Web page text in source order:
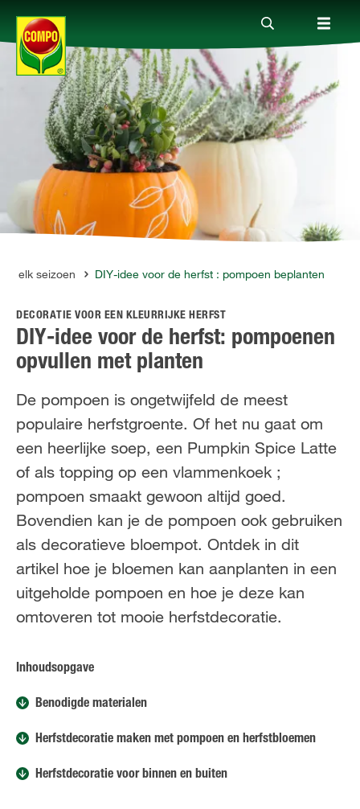
Producten
Advies
Thema's
Tot je dienst
Onderneming
FR NL
elk seizoen DIY-idee voor de herfst : pompoen beplanten
DECORATIE VOOR EEN KLEURRIJKE HERFST
DIY-idee voor de herfst: pompoenen
opvullen met planten
De pompoen is ongetwijfeld de meest
populaire herfstgroente. Of het nu gaat om
een heerlijke soep, een Pumpkin Spice Latte
of als topping op een vlammenkoek ;
pompoen smaakt gewoon altijd goed.
Bovendien kan je de pompoen ook gebruiken
als decoratieve bloempot. Ontdek in dit
artikel hoe je bloemen kan aanplanten in een
uitgeholde pompoen en hoe je deze kan
omtoveren tot mooie herfstdecoratie.
Inhoudsopgave
Benodigde materialen
Herfstdecoratie maken met pompoen en herfstbloemen
Herfstdecoratie voor binnen en buiten